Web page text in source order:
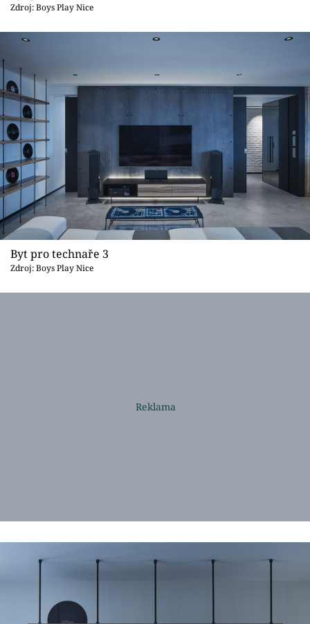
Sledujte nás
Zdroj: Boys Play Nice
Byt pro technaře 3
Zdroj: Boys Play Nice